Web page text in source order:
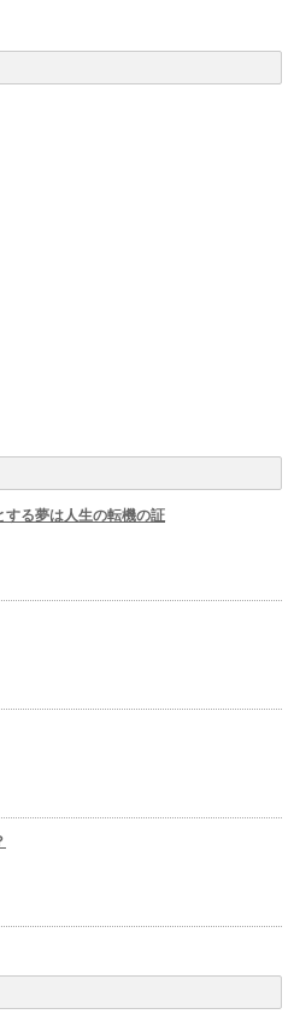
する夢は人生の転機の証